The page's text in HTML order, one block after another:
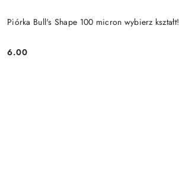
Piórka Bull's Shape 100 micron wybierz kształt!
Cena:
6.00